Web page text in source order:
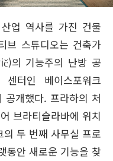
업 역사를 가진 건물
브 스튜디오는 건축가
의 기능주의 난방 공
터인 베이스포워크
개했다. 프라하의 처
브라티슬라바에 위치
두 번째 사무실 프로
동안 새로운 기능을 찾